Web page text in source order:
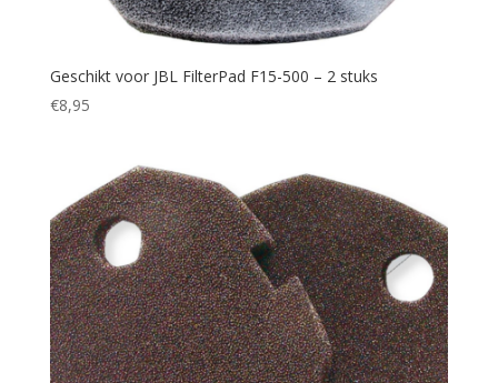
Geschikt voor JBL FilterPad F15-500 – 2 stuks
€8,95